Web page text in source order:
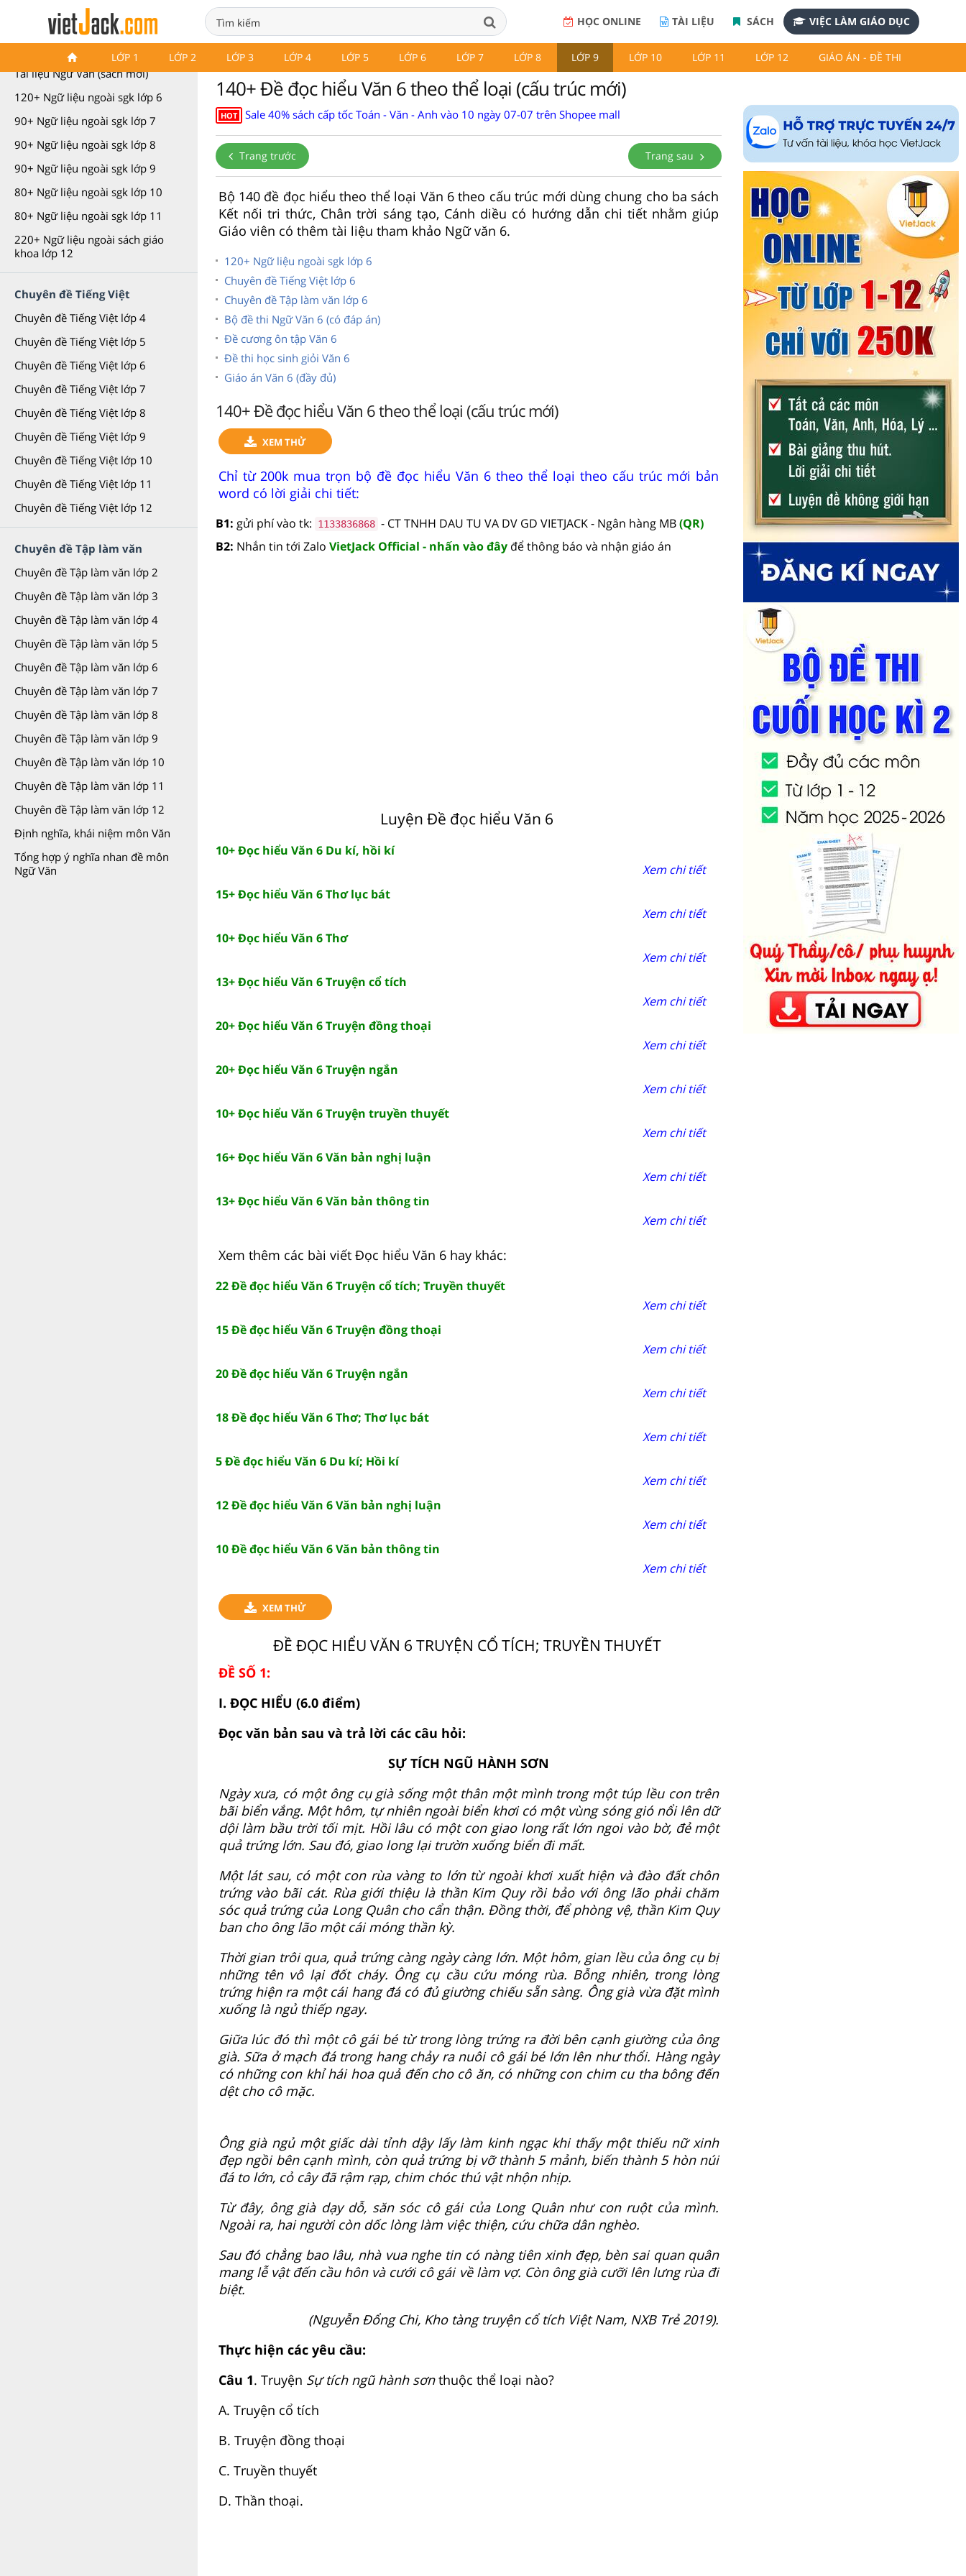
HỌC ONLINE TÀI LIỆU SÁCH VIỆC LÀM GIÁO DỤC
LỚP 1 LỚP 2 LỚP 3 LỚP 4 LỚP 5 LỚP 6 LỚP 7 LỚP 8 LỚP 9 LỚP 10 LỚP 11 LỚP 12 GIÁO ÁN - ĐỀ THI
Tài liệu môn Ngữ văn
Tài liệu Ngữ Văn (sách mới)
120+ Ngữ liệu ngoài sgk lớp 6
90+ Ngữ liệu ngoài sgk lớp 7
90+ Ngữ liệu ngoài sgk lớp 8
90+ Ngữ liệu ngoài sgk lớp 9
80+ Ngữ liệu ngoài sgk lớp 10
80+ Ngữ liệu ngoài sgk lớp 11
220+ Ngữ liệu ngoài sách giáo
khoa lớp 12
Chuyên đề Tiếng Việt
Chuyên đề Tiếng Việt lớp 4
Chuyên đề Tiếng Việt lớp 5
Chuyên đề Tiếng Việt lớp 6
Chuyên đề Tiếng Việt lớp 7
Chuyên đề Tiếng Việt lớp 8
Chuyên đề Tiếng Việt lớp 9
Chuyên đề Tiếng Việt lớp 10
Chuyên đề Tiếng Việt lớp 11
Chuyên đề Tiếng Việt lớp 12
Chuyên đề Tập làm văn
Chuyên đề Tập làm văn lớp 2
Chuyên đề Tập làm văn lớp 3
Chuyên đề Tập làm văn lớp 4
Chuyên đề Tập làm văn lớp 5
Chuyên đề Tập làm văn lớp 6
Chuyên đề Tập làm văn lớp 7
Chuyên đề Tập làm văn lớp 8
Chuyên đề Tập làm văn lớp 9
Chuyên đề Tập làm văn lớp 10
Chuyên đề Tập làm văn lớp 11
Chuyên đề Tập làm văn lớp 12
Định nghĩa, khái niệm môn Văn
Tổng hợp ý nghĩa nhan đề môn
Ngữ Văn
140+ Đề đọc hiểu Văn 6 theo thể loại (cấu trúc mới)
HOT Sale 40% sách cấp tốc Toán - Văn - Anh vào 10 ngày 07-07 trên Shopee mall
Trang trước Trang sau
Bộ 140 đề đọc hiểu theo thể loại Văn 6 theo cấu trúc mới dùng chung cho ba sách
Kết nối tri thức, Chân trời sáng tạo, Cánh diều có hướng dẫn chi tiết nhằm giúp
Giáo viên có thêm tài liệu tham khảo Ngữ văn 6.
120+ Ngữ liệu ngoài sgk lớp 6
Chuyên đề Tiếng Việt lớp 6
Chuyên đề Tập làm văn lớp 6
Bộ đề thi Ngữ Văn 6 (có đáp án)
Đề cương ôn tập Văn 6
Đề thi học sinh giỏi Văn 6
Giáo án Văn 6 (đầy đủ)
140+ Đề đọc hiểu Văn 6 theo thể loại (cấu trúc mới)
XEM THỬ
Chỉ từ 200k mua trọn bộ đề đọc hiểu Văn 6 theo thể loại theo cấu trúc mới bản
word có lời giải chi tiết:
B1: gửi phí vào tk: 1133836868 - CT TNHH DAU TU VA DV GD VIETJACK - Ngân hàng MB(QR)
B2: Nhắn tin tới Zalo VietJack Official - nhấn vào đây để thông báo và nhận giáo án
Luyện Đề đọc hiểu Văn 6
10+ Đọc hiểu Văn 6 Du kí, hồi kí
Xem chi tiết
15+ Đọc hiểu Văn 6 Thơ lục bát
Xem chi tiết
10+ Đọc hiểu Văn 6 Thơ
Xem chi tiết
13+ Đọc hiểu Văn 6 Truyện cổ tích
Xem chi tiết
20+ Đọc hiểu Văn 6 Truyện đồng thoại
Xem chi tiết
20+ Đọc hiểu Văn 6 Truyện ngắn
Xem chi tiết
10+ Đọc hiểu Văn 6 Truyện truyền thuyết
Xem chi tiết
16+ Đọc hiểu Văn 6 Văn bản nghị luận
Xem chi tiết
13+ Đọc hiểu Văn 6 Văn bản thông tin
Xem chi tiết
Xem thêm các bài viết Đọc hiểu Văn 6 hay khác:
22 Đề đọc hiểu Văn 6 Truyện cổ tích; Truyền thuyết
Xem chi tiết
15 Đề đọc hiểu Văn 6 Truyện đồng thoại
Xem chi tiết
20 Đề đọc hiểu Văn 6 Truyện ngắn
Xem chi tiết
18 Đề đọc hiểu Văn 6 Thơ; Thơ lục bát
Xem chi tiết
5 Đề đọc hiểu Văn 6 Du kí; Hồi kí
Xem chi tiết
12 Đề đọc hiểu Văn 6 Văn bản nghị luận
Xem chi tiết
10 Đề đọc hiểu Văn 6 Văn bản thông tin
Xem chi tiết
XEM THỬ
ĐỀ ĐỌC HIỂU VĂN 6 TRUYỆN CỔ TÍCH; TRUYỀN THUYẾT
ĐỀ SỐ 1:
I. ĐỌC HIỂU (6.0 điểm)
Đọc văn bản sau và trả lời các câu hỏi:
SỰ TÍCH NGŨ HÀNH SƠN
Ngày xưa, có một ông cụ già sống một thân một mình trong một túp lều con trên
bãi biển vắng. Một hôm, tự nhiên ngoài biển khơi có một vùng sóng gió nổi lên dữ
dội làm bầu trời tối mịt. Hồi lâu có một con giao long rất lớn ngoi vào bờ, đẻ một
quả trứng lớn. Sau đó, giao long lại trườn xuống biển đi mất.
Một lát sau, có một con rùa vàng to lớn từ ngoài khơi xuất hiện và đào đất chôn
trứng vào bãi cát. Rùa giới thiệu là thần Kim Quy rồi bảo với ông lão phải chăm
sóc quả trứng của Long Quân cho cẩn thận. Đồng thời, để phòng vệ, thần Kim Quy
ban cho ông lão một cái móng thần kỳ.
Thời gian trôi qua, quả trứng càng ngày càng lớn. Một hôm, gian lều của ông cụ bị
những tên vô lại đốt cháy. Ông cụ cầu cứu móng rùa. Bỗng nhiên, trong lòng
trứng hiện ra một cái hang đá có đủ giường chiếu sẵn sàng. Ông già vừa đặt mình
xuống là ngủ thiếp ngay.
Giữa lúc đó thì một cô gái bé từ trong lòng trứng ra đời bên cạnh giường của ông
già. Sữa ở mạch đá trong hang chảy ra nuôi cô gái bé lớn lên như thổi. Hàng ngày
có những con khỉ hái hoa quả đến cho cô ăn, có những con chim cu tha bông đến
dệt cho cô mặc.
Ông già ngủ một giấc dài tỉnh dậy lấy làm kinh ngạc khi thấy một thiếu nữ xinh
đẹp ngồi bên cạnh mình, còn quả trứng bị vỡ thành 5 mảnh, biến thành 5 hòn núi
đá to lớn, cỏ cây đã rậm rạp, chim chóc thú vật nhộn nhịp.
Từ đây, ông già dạy dỗ, săn sóc cô gái của Long Quân như con ruột của mình.
Ngoài ra, hai người còn dốc lòng làm việc thiện, cứu chữa dân nghèo.
Sau đó chẳng bao lâu, nhà vua nghe tin có nàng tiên xinh đẹp, bèn sai quan quân
mang lễ vật đến cầu hôn và cưới cô gái về làm vợ. Còn ông già cưỡi lên lưng rùa đi
biệt.
(Nguyễn Đổng Chi, Kho tàng truyện cổ tích Việt Nam, NXB Trẻ 2019).
Thực hiện các yêu cầu:
Câu 1. Truyện Sự tích ngũ hành sơnthuộc thể loại nào?
A. Truyện cổ tích
B. Truyện đồng thoại
C. Truyền thuyết
D. Thần thoại.